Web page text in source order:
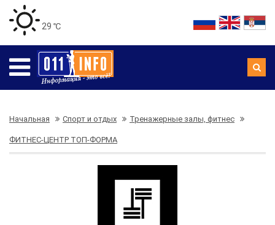
29 ℃
Начальная Спорт и отдых Тренажерные залы, фитнес
ФИТНЕС-ЦЕНТР ТОП-ФОРМА